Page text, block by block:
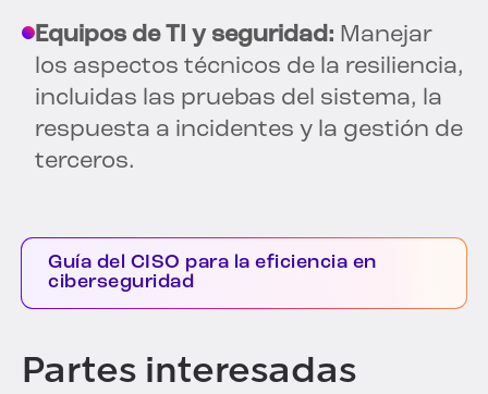
Equipos de TI y seguridad: Manejar
los aspectos técnicos de la resiliencia,
incluidas las pruebas del sistema, la
respuesta a incidentes y la gestión de
terceros.
Guía del CISO para la eficiencia en
ciberseguridad
Partes interesadas